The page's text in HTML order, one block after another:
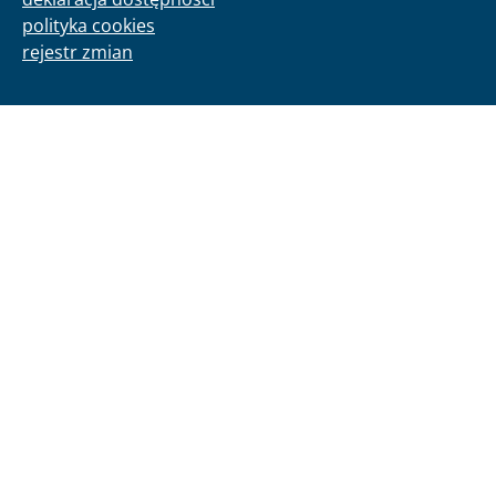
polityka cookies
rejestr zmian